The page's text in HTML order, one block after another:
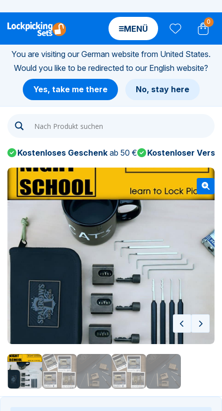
0
MENÜ
You are visiting our German website from United States.
Would you like to be redirected to our English website?
Yes, take me there No, stay here
Kostenloses Geschenk ab 50 € Kostenloser